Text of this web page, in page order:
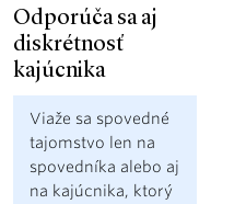
Odporúča sa aj
diskrétnosť
kajúcnika
Viaže sa spovedné
tajomstvo len na
spovedníka alebo aj
na kajúcnika, ktorý